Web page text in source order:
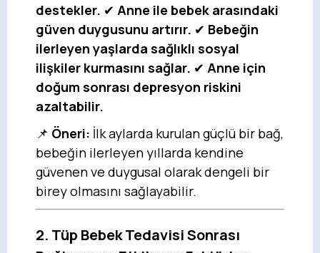
destekler. ✔ Anne ile bebek arasındaki
güven duygusunu artırır. ✔ Bebeğin
ilerleyen yaşlarda sağlıklı sosyal
ilişkiler kurmasını sağlar. ✔ Anne için
doğum sonrası depresyon riskini
azaltabilir.
📌 Öneri: İlk aylarda kurulan güçlü bir bağ,
bebeğin ilerleyen yıllarda kendine
güvenen ve duygusal olarak dengeli bir
birey olmasını sağlayabilir.
2. Tüp Bebek Tedavisi Sonrası